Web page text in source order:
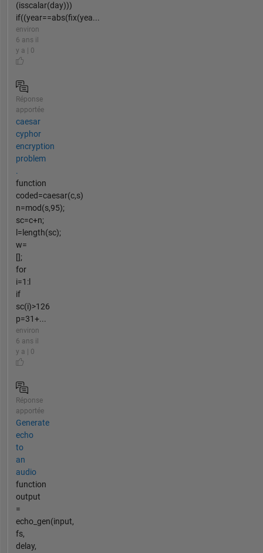
(isscalar(day)))
if((year==abs(fix(yea...
environ
6 ans il
y a | 0
Réponse
apportée
caesar
cyphor
encryption
problem
.
function
coded=caesar(c,s)
n=mod(s,95);
sc=c+n;
l=length(sc);
w=
[];
for
i=1:l
if
sc(i)>126
p=31+...
environ
6 ans il
y a | 0
Réponse
apportée
Generate
echo
to
an
audio
function
output
=
echo_gen(input,
fs,
delay,